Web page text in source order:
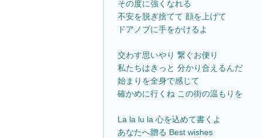
その度に強くなれる
不安を脱ぎ捨てて 顔を上げて
ドアノブに手をかけるよ
交わす思いやり 繋ぐお便り
私たちはきっと 分かり合えるんだ
始まりを全身で感じて
確かめに行くね この街の温もりを
La la lu la 心を込めて書くよ
あなたへ贈る Best wishes